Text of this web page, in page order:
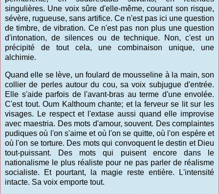
singulières. Une voix sûre d'elle-même, courant son risque,
sévère, rugueuse, sans artifice. Ce n'est pas ici une question
de timbre, de vibration. Ce n'est pas non plus une question
d'intonation, de silences ou de technique. Non, c'est un
précipité de tout cela, une combinaison unique, une
alchimie.
Quand elle se lève, un foulard de mousseline à la main, son
collier de perles autour du cou, sa voix subjugue d'entrée.
Elle s'aide parfois de l'avant-bras au terme d'une envolée.
C'est tout. Oum Kalthoum chante; et la ferveur se lit sur les
visages. Le respect et l'extase aussi quand elle improvise
avec maestria. Des mots d'amour, souvent. Des complaintes
pudiques où l'on s'aime et où l'on se quitte, où l'on espère et
où l'on se torture. Des mots qui convoquent le destin et Dieu
tout-puissant. Des mots qui puisent encore dans le
nationalisme le plus réaliste pour ne pas parler de réalisme
socialiste. Et pourtant, la magie reste entière. L'intensité
intacte. Sa voix emporte tout.